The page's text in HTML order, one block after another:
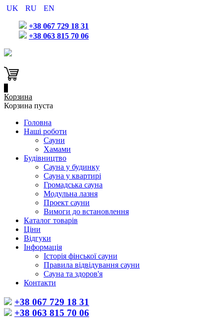
UK RU EN
+38 067 729 18 31
+38 063 815 70 06
Корзина
Корзина пуста
Головна
Наші роботи
Сауни
Хамами
Будівництво
Сауна у будинку
Сауна у квартирі
Громадська сауна
Модульна лазня
Проект сауни
Вимоги до встановлення
Каталог товарів
Ціни
Відгуки
Інформація
Історія фінської сауни
Правила відвідування сауни
Сауна та здоров'я
Контакти
+38 067 729 18 31
+38 063 815 70 06